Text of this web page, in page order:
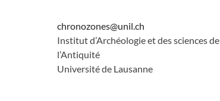
chronozones@unil.ch
Institut d’Archéologie et des sciences de
l’Antiquité
Université de Lausanne